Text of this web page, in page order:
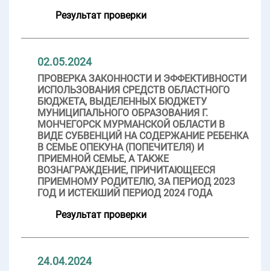
Результат проверки
02.05.2024
ПРОВЕРКА ЗАКОННОСТИ И ЭФФЕКТИВНОСТИ
ИСПОЛЬЗОВАНИЯ СРЕДСТВ ОБЛАСТНОГО
БЮДЖЕТА, ВЫДЕЛЕННЫХ БЮДЖЕТУ
МУНИЦИПАЛЬНОГО ОБРАЗОВАНИЯ Г.
МОНЧЕГОРСК МУРМАНСКОЙ ОБЛАСТИ В
ВИДЕ СУБВЕНЦИЙ НА СОДЕРЖАНИЕ РЕБЕНКА
В СЕМЬЕ ОПЕКУНА (ПОПЕЧИТЕЛЯ) И
ПРИЕМНОЙ СЕМЬЕ, А ТАКЖЕ
ВОЗНАГРАЖДЕНИЕ, ПРИЧИТАЮЩЕЕСЯ
ПРИЕМНОМУ РОДИТЕЛЮ, ЗА ПЕРИОД 2023
ГОД И ИСТЕКШИЙ ПЕРИОД 2024 ГОДА
Результат проверки
24.04.2024